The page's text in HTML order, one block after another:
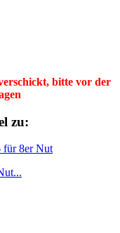
bitte vor der
zu: